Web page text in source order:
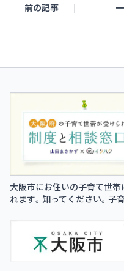
前の記事
大阪市にお住いの子育て世
れます。知ってください。子